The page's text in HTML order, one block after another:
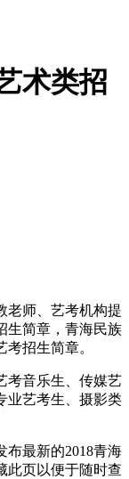
术类招
老师、艺考机构提
生简章，青海民族
招生简章。
考音乐生、传媒艺
业艺考生、摄影类
布最新的2018青海
此页以便于随时查